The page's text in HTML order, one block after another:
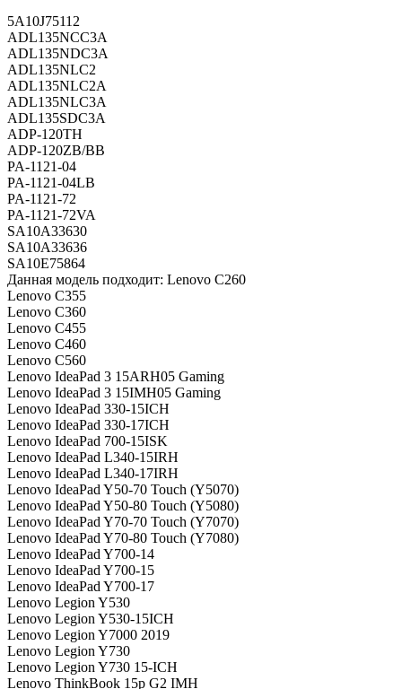
5A10J75112
ADL135NCC3A
ADL135NDC3A
ADL135NLC2
ADL135NLC2A
ADL135NLC3A
ADL135SDC3A
ADP-120TH
ADP-120ZB/BB
PA-1121-04
PA-1121-04LB
PA-1121-72
PA-1121-72VA
SA10A33630
SA10A33636
SA10E75864
Данная модель подходит: Lenovo C260
Lenovo C355
Lenovo C360
Lenovo C455
Lenovo C460
Lenovo C560
Lenovo IdeaPad 3 15ARH05 Gaming
Lenovo IdeaPad 3 15IMH05 Gaming
Lenovo IdeaPad 330-15ICH
Lenovo IdeaPad 330-17ICH
Lenovo IdeaPad 700-15ISK
Lenovo IdeaPad L340-15IRH
Lenovo IdeaPad L340-17IRH
Lenovo IdeaPad Y50-70 Touch (Y5070)
Lenovo IdeaPad Y50-80 Touch (Y5080)
Lenovo IdeaPad Y70-70 Touch (Y7070)
Lenovo IdeaPad Y70-80 Touch (Y7080)
Lenovo IdeaPad Y700-14
Lenovo IdeaPad Y700-15
Lenovo IdeaPad Y700-17
Lenovo Legion Y530
Lenovo Legion Y530-15ICH
Lenovo Legion Y7000 2019
Lenovo Legion Y730
Lenovo Legion Y730 15-ICH
Lenovo ThinkBook 15p G2 IMH